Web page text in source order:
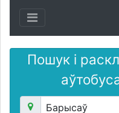
Toggle
Пошук і
Барысаў